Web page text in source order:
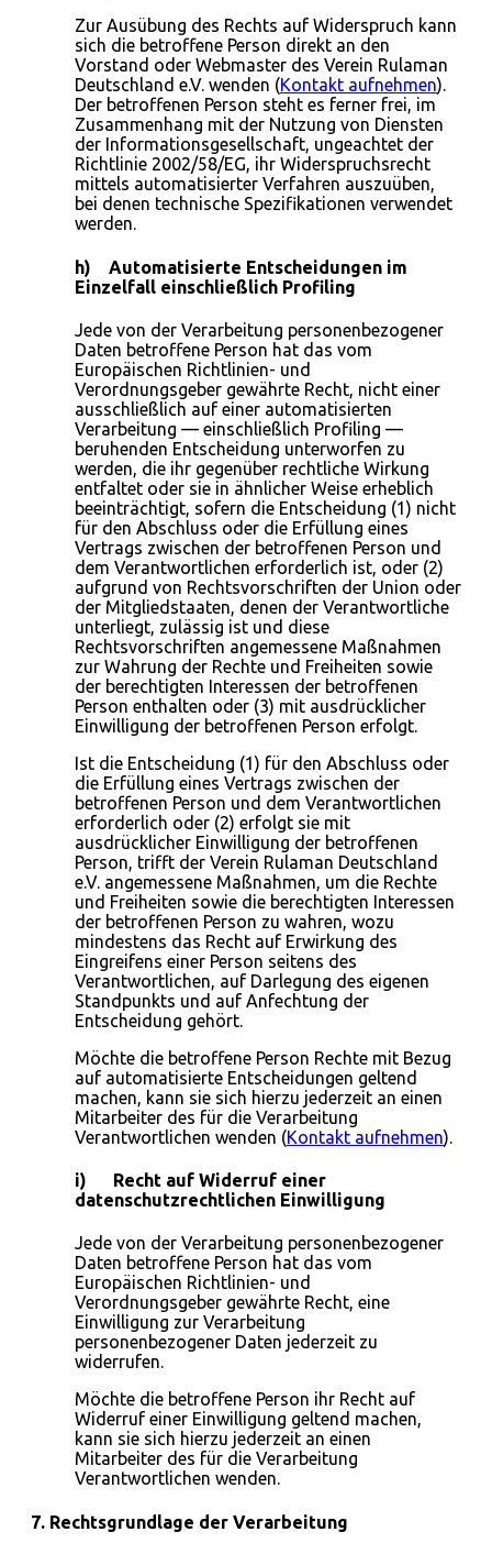
Zur Ausübung des Rechts auf Widerspruch kann
sich die betroffene Person direkt an den
Vorstand oder Webmaster des Verein Rulaman
Deutschland e.V. wenden (Kontakt aufnehmen).
Der betroffenen Person steht es ferner frei, im
Zusammenhang mit der Nutzung von Diensten
der Informationsgesellschaft, ungeachtet der
Richtlinie 2002/58/EG, ihr Widerspruchsrecht
mittels automatisierter Verfahren auszuüben,
bei denen technische Spezifikationen verwendet
werden.
h) Automatisierte Entscheidungen im
Einzelfall einschließlich Profiling
Jede von der Verarbeitung personenbezogener
Daten betroffene Person hat das vom
Europäischen Richtlinien- und
Verordnungsgeber gewährte Recht, nicht einer
ausschließlich auf einer automatisierten
Verarbeitung — einschließlich Profiling —
beruhenden Entscheidung unterworfen zu
werden, die ihr gegenüber rechtliche Wirkung
entfaltet oder sie in ähnlicher Weise erheblich
beeinträchtigt, sofern die Entscheidung (1) nicht
für den Abschluss oder die Erfüllung eines
Vertrags zwischen der betroffenen Person und
dem Verantwortlichen erforderlich ist, oder (2)
aufgrund von Rechtsvorschriften der Union oder
der Mitgliedstaaten, denen der Verantwortliche
unterliegt, zulässig ist und diese
Rechtsvorschriften angemessene Maßnahmen
zur Wahrung der Rechte und Freiheiten sowie
der berechtigten Interessen der betroffenen
Person enthalten oder (3) mit ausdrücklicher
Einwilligung der betroffenen Person erfolgt.
Ist die Entscheidung (1) für den Abschluss oder
die Erfüllung eines Vertrags zwischen der
betroffenen Person und dem Verantwortlichen
erforderlich oder (2) erfolgt sie mit
ausdrücklicher Einwilligung der betroffenen
Person, trifft der Verein Rulaman Deutschland
e.V. angemessene Maßnahmen, um die Rechte
und Freiheiten sowie die berechtigten Interessen
der betroffenen Person zu wahren, wozu
mindestens das Recht auf Erwirkung des
Eingreifens einer Person seitens des
Verantwortlichen, auf Darlegung des eigenen
Standpunkts und auf Anfechtung der
Entscheidung gehört.
Möchte die betroffene Person Rechte mit Bezug
auf automatisierte Entscheidungen geltend
machen, kann sie sich hierzu jederzeit an einen
Mitarbeiter des für die Verarbeitung
Verantwortlichen wenden (Kontakt aufnehmen).
i) Recht auf Widerruf einer
datenschutzrechtlichen Einwilligung
Jede von der Verarbeitung personenbezogener
Daten betroffene Person hat das vom
Europäischen Richtlinien- und
Verordnungsgeber gewährte Recht, eine
Einwilligung zur Verarbeitung
personenbezogener Daten jederzeit zu
widerrufen.
Möchte die betroffene Person ihr Recht auf
Widerruf einer Einwilligung geltend machen,
kann sie sich hierzu jederzeit an einen
Mitarbeiter des für die Verarbeitung
Verantwortlichen wenden.
7. Rechtsgrundlage der Verarbeitung